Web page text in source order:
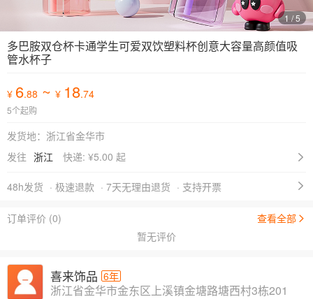
1 / 5
多巴胺双仓杯卡通学生可爱双饮塑料杯创意大容量高颜值吸
管水杯子
¥ 6.88 ~ ¥ 18.74
5个起购
发货地：浙江省金华市
发往 浙江 快递: ¥5.00 起
48h发货 · 极速退款 · 7天无理由退货 · 支持开票
订单评价 (0)
查看全部
暂无评价
喜来饰品 6年
浙江省金华市金东区上溪镇金塘路塘西村3栋201